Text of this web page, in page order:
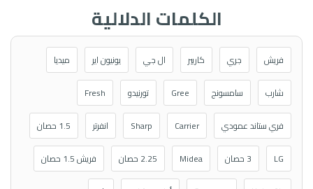
الكلمات الدلالية
فريش جري كاريير ال جي يونيون اير ميديا
شارب سامسونج Gree تورنيدو Fresh
فري ستاند عمودي Carrier
Sharp انفرتر 1.5 حصان
LG 3 حصان Midea 2.25 حصان فريش 1.5 حصان